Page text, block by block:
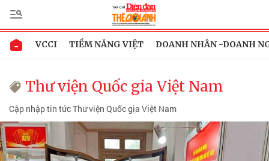
VCCI TIỀM NĂNG VIỆT DOANH NHÂN -DOANH
Thư viện Quốc gia Việt Nam
Cập nhập tin tức Thư viện Quốc gia Việt Nam